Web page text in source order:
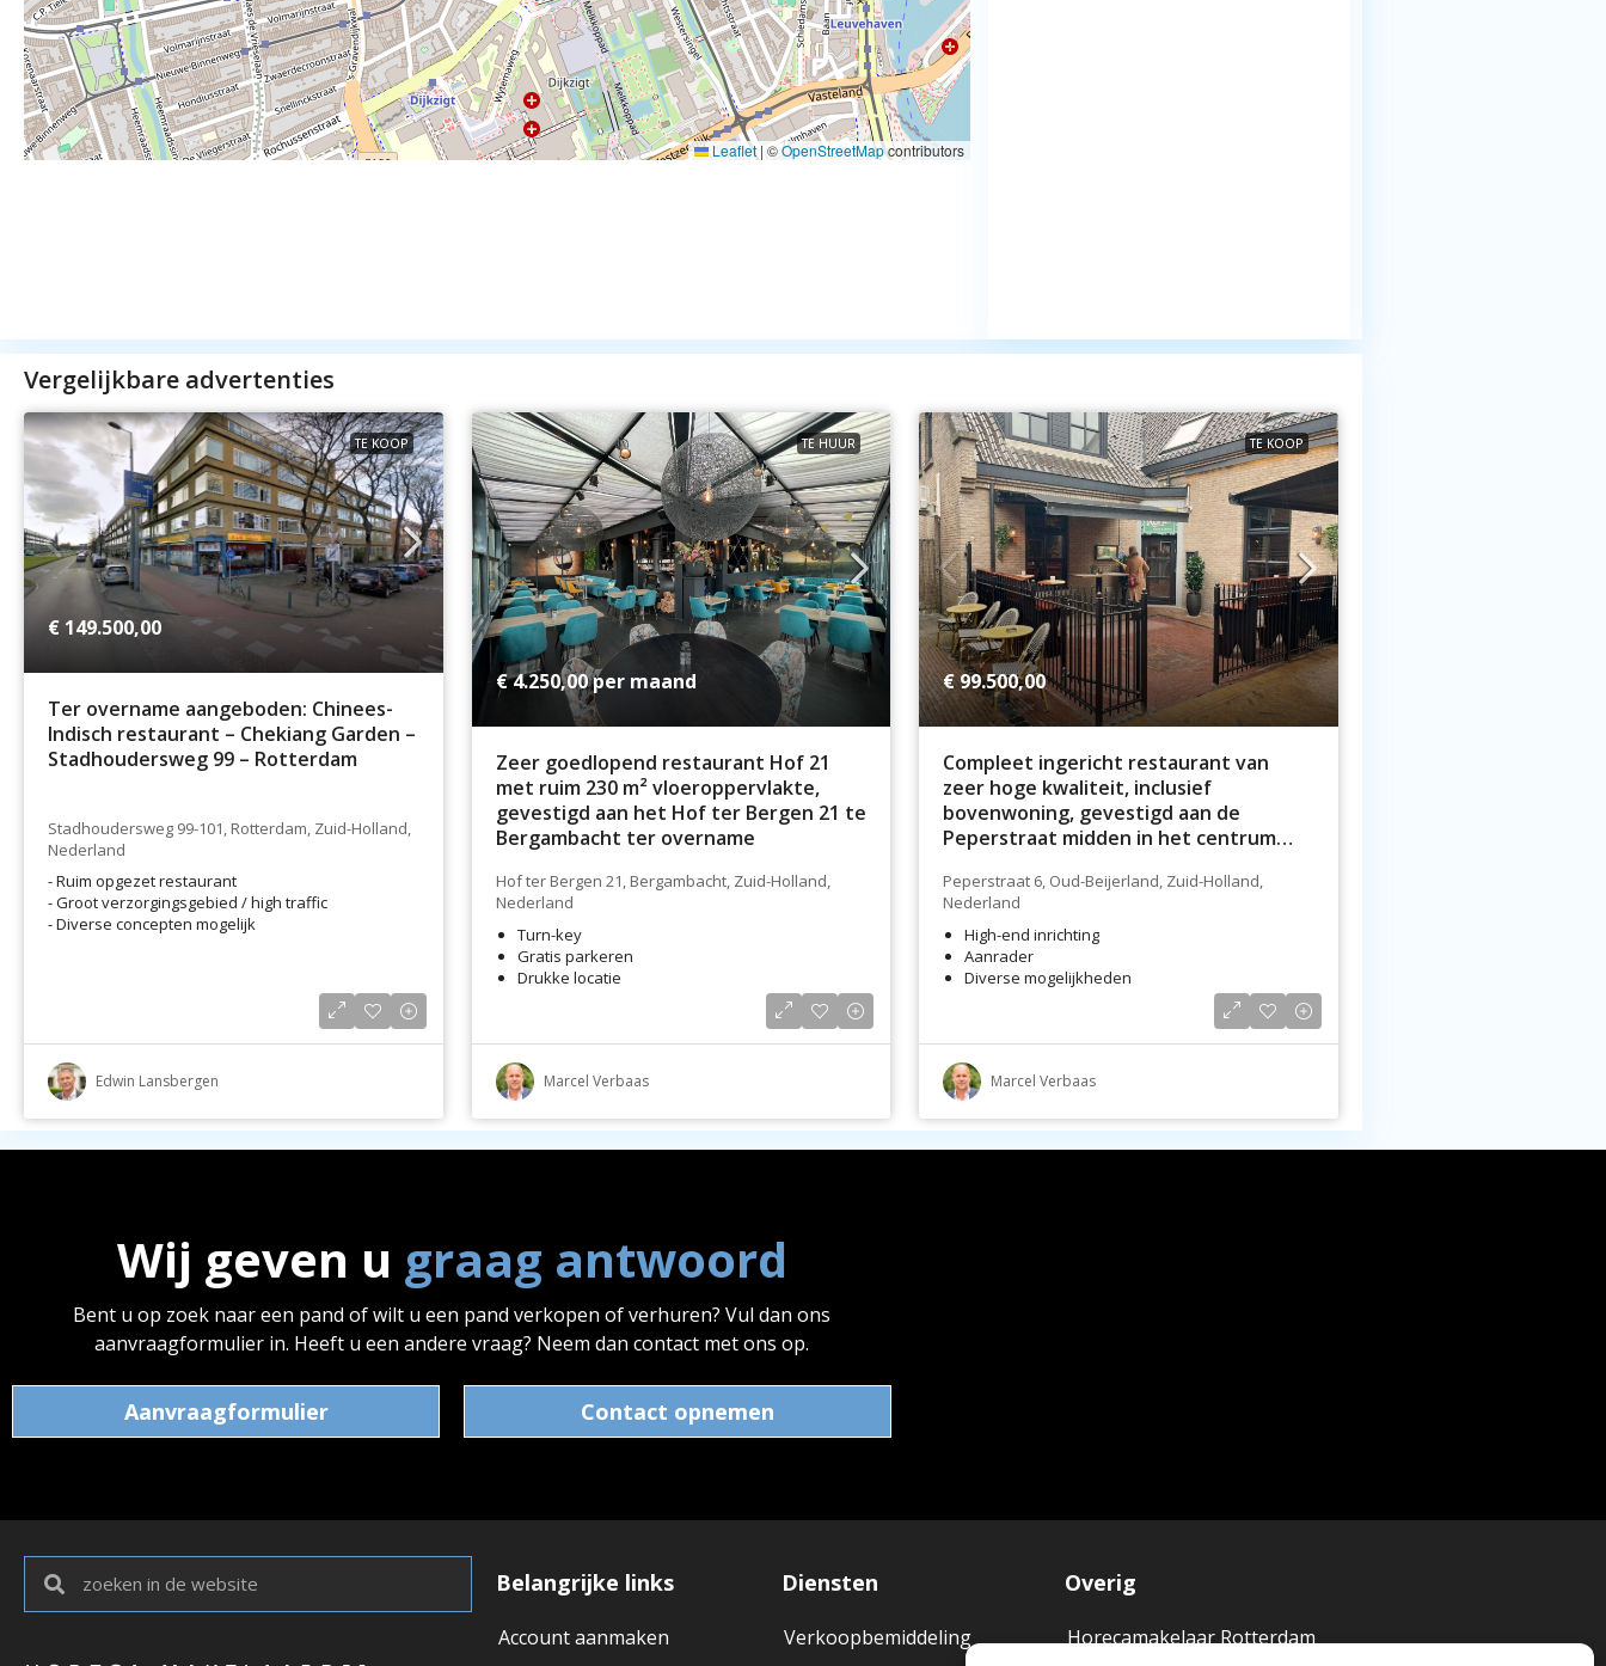
Leaflet | ©OpenStreetMapcontributors
Vergelijkbare advertenties
TE KOOP
€ 149.500,00
Ter overname aangeboden: Chinees-
Indisch restaurant – Chekiang Garden –
Stadhoudersweg 99 – Rotterdam
Stadhoudersweg 99-101, Rotterdam, Zuid-Holland,
Nederland
- Ruim opgezet restaurant
- Groot verzorgingsgebied / high traffic
- Diverse concepten mogelijk
Edwin Lansbergen
TE HUUR
€ 4.250,00per maand
Zeer goedlopend restaurant Hof 21
met ruim 230 m² vloeroppervlakte,
gevestigd aan het Hof ter Bergen 21 te
Bergambacht ter overname
Hof ter Bergen 21, Bergambacht, Zuid-Holland,
Nederland
Turn-key
Gratis parkeren
Drukke locatie
Marcel Verbaas
TE KOOP
€ 99.500,00
Compleet ingericht restaurant van
zeer hoge kwaliteit, inclusief
bovenwoning, gevestigd aan de
Peperstraat midden in het centrum
Peperstraat 6, Oud-Beijerland, Zuid-Holland,
Nederland
High-end inrichting
Aanrader
Diverse mogelijkheden
Marcel Verbaas
Wij geven u graag antwoord
Bent u op zoek naar een pand of wilt u een pand verkopen of verhuren? Vul dan ons
aanvraagformulier in. Heeft u een andere vraag? Neem dan contact met ons op.
Aanvraagformulier Contact opnemen
Belangrijke links
Account aanmaken
Diensten
Verkoopbemiddeling
Overig
Horecamakelaar Rotterdam